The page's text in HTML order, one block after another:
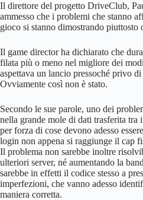
Il direttore del progetto DriveClub,
ammesso che i problemi che stanno
gioco si stanno dimostrando piuttosto
Il game director ha dichiarato che
filata più o meno nel migliore dei
aspettava un lancio pressoché privo
Ovviamente così non è stato.
Secondo le sue parole, uno dei
nella grande mole di dati trasferita tra
per forza di cose devono adesso
login non appena si raggiunge il cap
Il problema non sarebbe inoltre
ulteriori server, né aumentando la
sarebbe in effetti il codice stesso a
imperfezioni, che vanno adesso
maniera corretta.